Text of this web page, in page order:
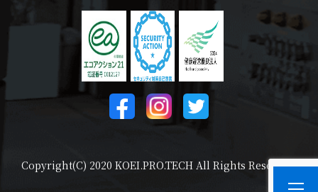
Copyright(C) 2020 KOEI.PRO.TECH All Rights Reserved.